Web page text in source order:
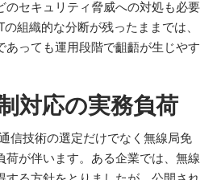
のセキュリティ脅威への対処も必要
の組織的な分断が残ったままでは、
あっても運用段階で齟齬が生じやす
対応の実務負荷
信技術の選定だけでなく無線局免
荷が伴います。ある企業では、無線